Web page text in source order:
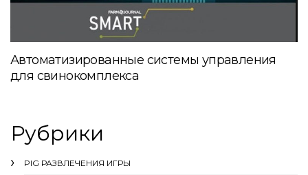
Автоматизированные системы управления
для свинокомплекса
Рубрики
PIG РАЗВЛЕЧЕНИЯ ИГРЫ